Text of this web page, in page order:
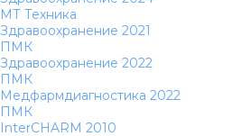
МТ Техника
Здравоохранение 2021
ПМК
Здравоохранение 2022
ПМК
Медфармдиагностика 2022
ПМК
InterCHARM 2010